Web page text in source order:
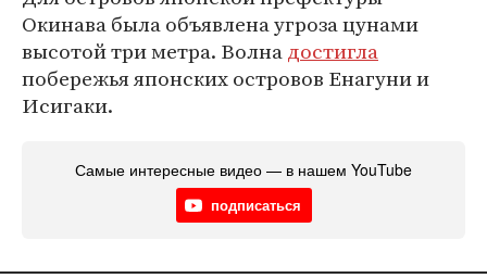
Окинава была объявлена угроза цунами
высотой три метра. Волнадостигла
побережья японских островов Енагуни и
Исигаки.
Самые интересные видео — в нашем YouTube
подписаться